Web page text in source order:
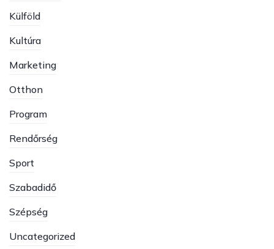
Külföld
Kultúra
Marketing
Otthon
Program
Rendőrség
Sport
Szabadidő
Szépség
Uncategorized